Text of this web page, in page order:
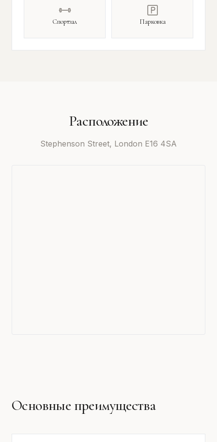
Спортзал Парковка
Расположение
Stephenson Street, London E16 4SA
Основные преимущества